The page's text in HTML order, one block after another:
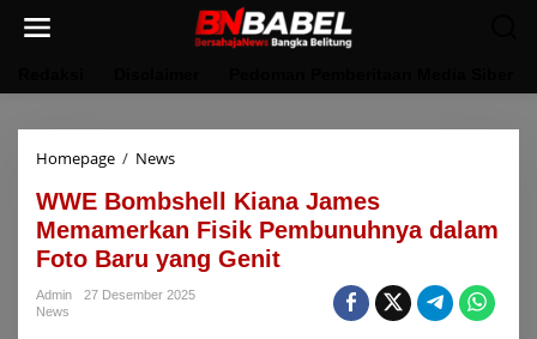
Homepage / NewsWWE
Kiana
James
Memamerkan
Fisik
Pembunuhnya
WWE Bombshell Kiana James
Memamerkan Fisik Pembunuhnya dalam
Foto Baru yang Genit
Admin
27 Desember 2025
News